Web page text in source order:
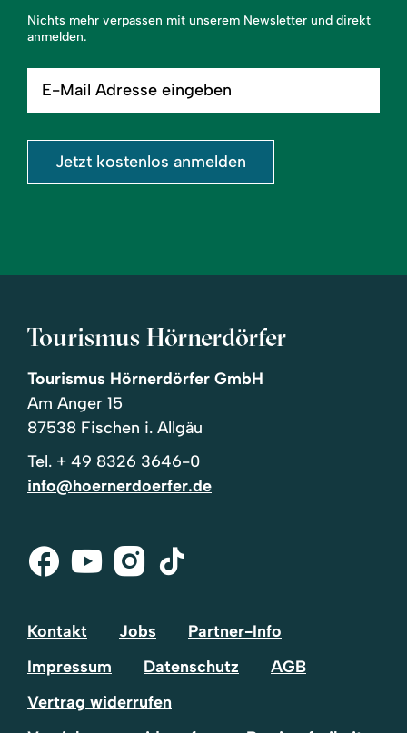
Nichts mehr verpassen mit unserem Newsletter und direkt
anmelden.
Mail
eingeben
Jetzt kostenlos anmelden
Tourismus Hörnerdörfer
Tourismus Hörnerdörfer GmbH
Am Anger 15
87538 Fischen i. Allgäu
Tel. + 49 8326 3646-0
info@hoernerdoerfer.de
Facebook
Youtube
Instagram
Tik-
Kontakt Jobs
Partner-Info
Impressum
Datenschutz
AGB
Vertrag widerrufen